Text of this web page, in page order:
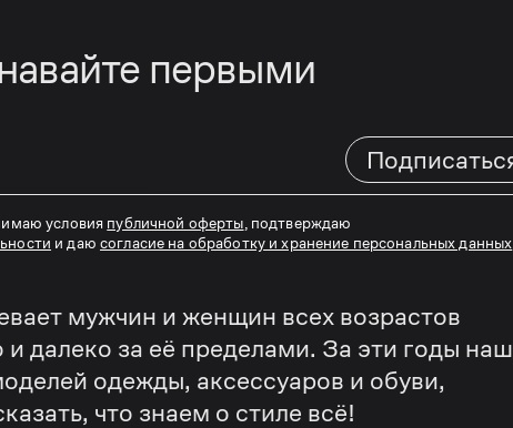
первыми
условия публичной оферты , подтверждаю
и даюсогласие на обработку и хранение персональных данных
мужчин и женщин всех возрастов
и далеко за её пределами. За эти годы
одежды, аксессуаров и обуви,
что знаем о стиле всё!